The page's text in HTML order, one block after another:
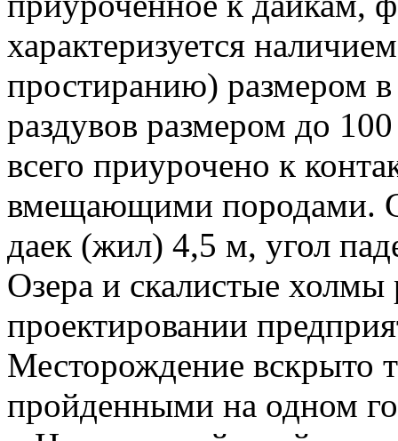
характеризуется
простиранию) размером в
раздувов размером до
всего приурочено к
вмещающими породами.
даек (жил) 4,5 м, угол
Озера и скалистые
проектировании
Месторождение вскрыто
пройденными на одном